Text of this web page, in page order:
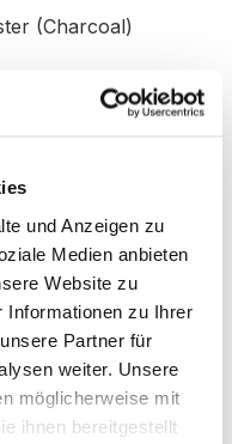
und Anzeigen zu
Medien anbieten
Website zu
Informationen zu Ihrer
Partner für
weiter. Unsere
möglicherweise mit
ihnen bereitgestellt
(Charcoal)
(Graphite